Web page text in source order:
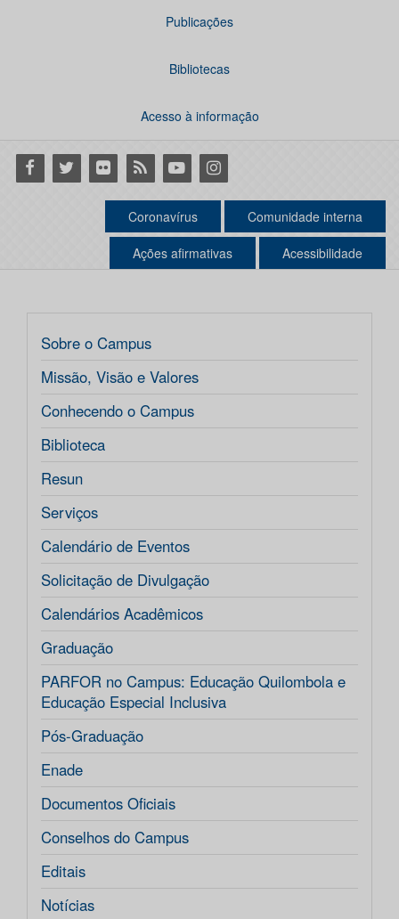
Publicações
Bibliotecas
Acesso à informação
Facebook
Twitter Flickr RSS YoutubeInstagram
Coronavírus Comunidade interna
Ações afirmativas Acessibilidade
Sobre o Campus
Missão, Visão e Valores
Conhecendo o Campus
Biblioteca
Resun
Serviços
Calendário de Eventos
Solicitação de Divulgação
Calendários Acadêmicos
Graduação
PARFOR no Campus: Educação Quilombola e
Educação Especial Inclusiva
Pós-Graduação
Enade
Documentos Oficiais
Conselhos do Campus
Editais
Notícias